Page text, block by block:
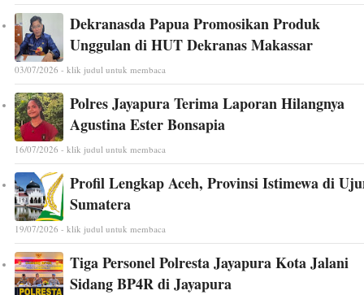
Dekranasda Papua Promosikan Produk
Unggulan di HUT Dekranas Makassar
03/07/2026 - klik judul untuk membaca
Polres Jayapura Terima Laporan Hilangnya
Agustina Ester Bonsapia
16/07/2026 - klik judul untuk membaca
Profil Lengkap Aceh, Provinsi Istimewa di
Sumatera
19/07/2026 - klik judul untuk membaca
Tiga Personel Polresta Jayapura Kota Jalani
Sidang BP4R di Jayapura